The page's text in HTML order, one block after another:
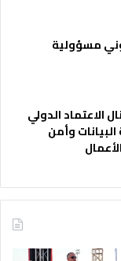
مسؤولية
الاعتماد الدولي
وأمن